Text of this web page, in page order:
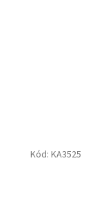
Kód: KA3525